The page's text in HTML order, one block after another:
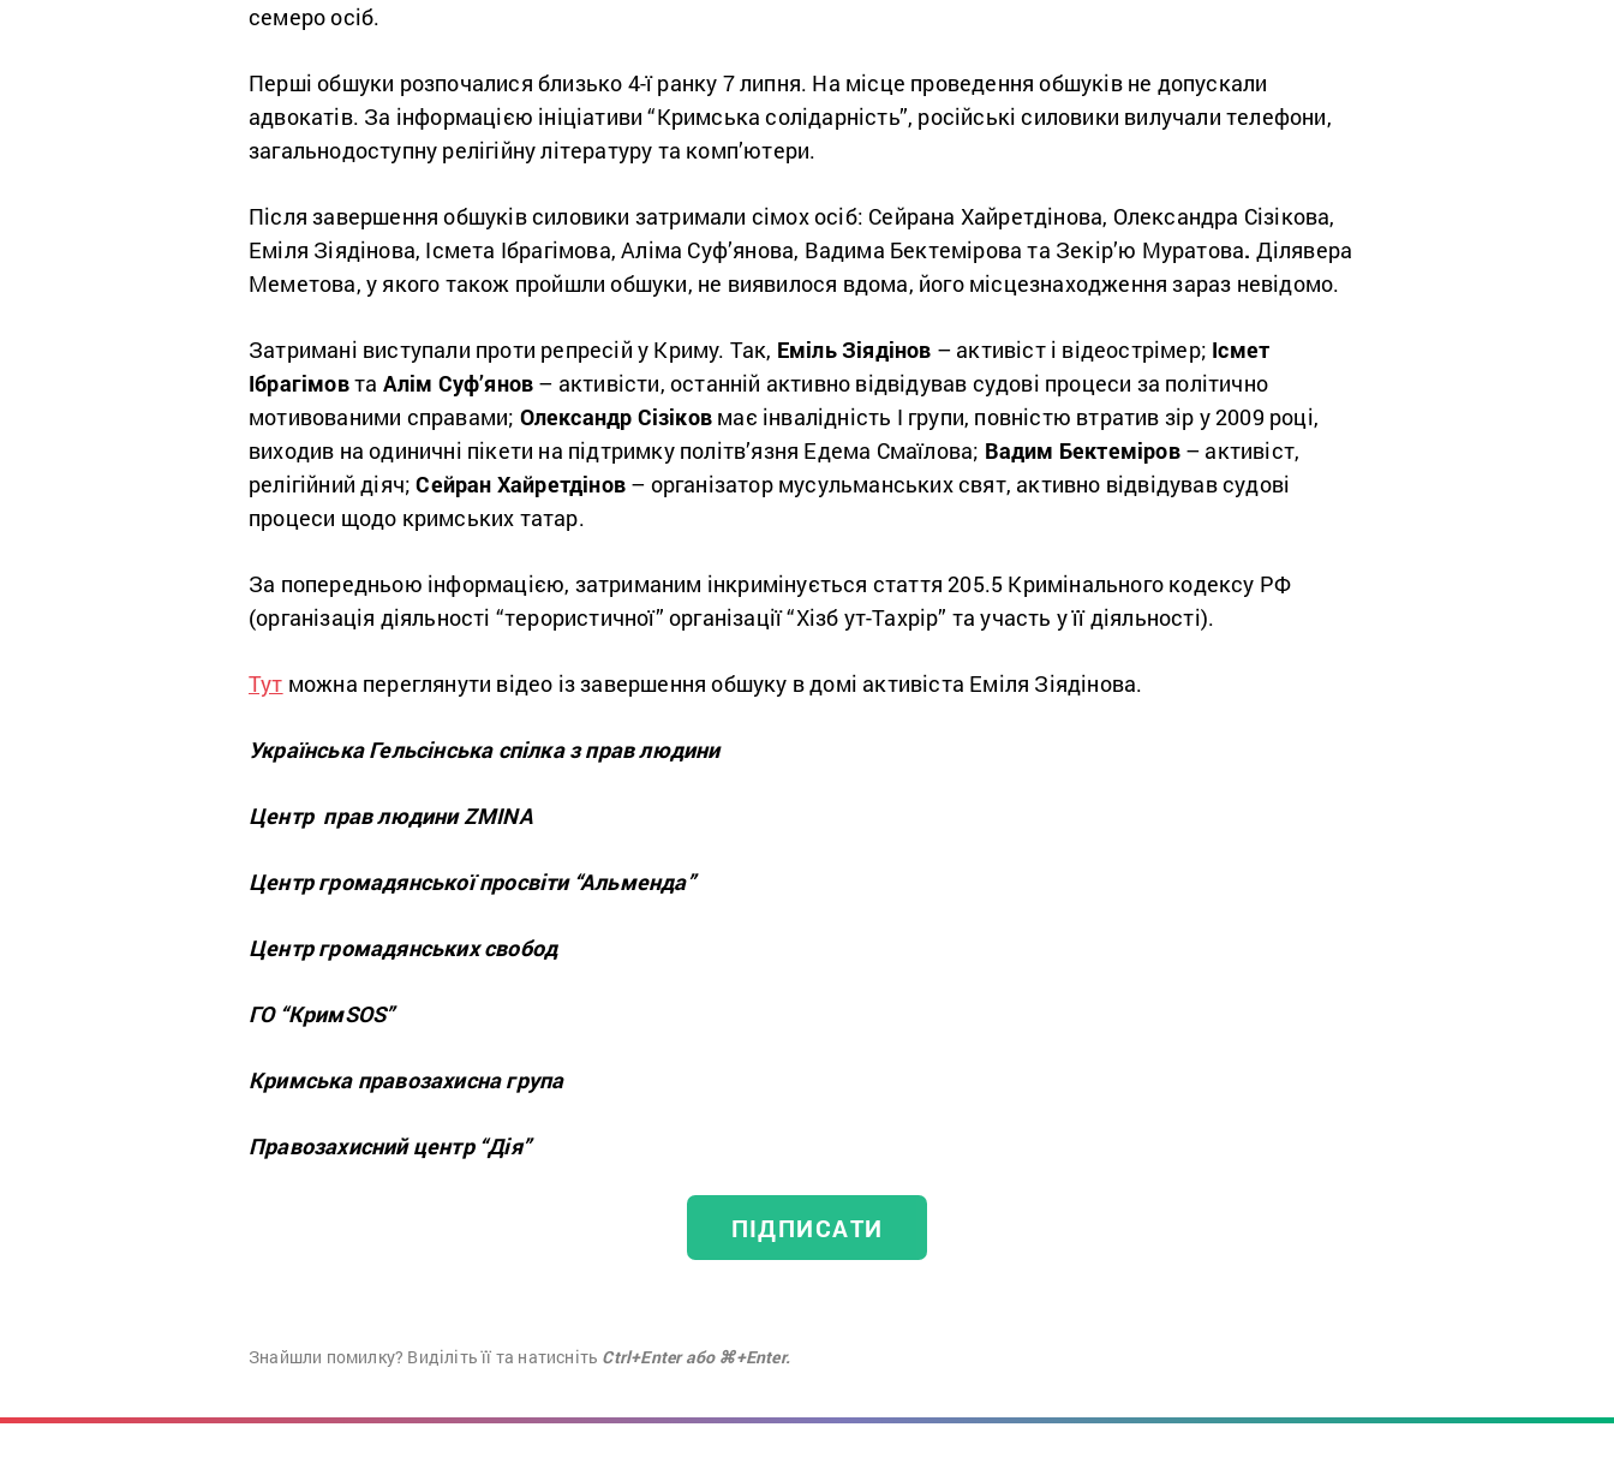
семеро осіб.
Перші обшуки розпочалися близько 4-ї ранку 7 липня. На місце проведення обшуків не допускали
адвокатів. За інформацією ініціативи “Кримська солідарність”, російські силовики вилучали телефони,
загальнодоступну релігійну літературу та комп’ютери.
Після завершення обшуків силовики затримали сімох осіб: Сейрана Хайретдінова, Олександра Сізікова,
Еміля Зіядінова, Ісмета Ібрагімова, Аліма Суф’янова, Вадима Бектемірова та Зекір’ю Муратова. Ділявера
Меметова, у якого також пройшли обшуки, не виявилося вдома, його місцезнаходження зараз невідомо.
Затримані виступали проти репресій у Криму. Так, Еміль Зіядінов – активіст і відеострімер; Ісмет
Ібрагімовта Алім Суф’янов – активісти, останній активно відвідував судові процеси за політично
мотивованими справами; Олександр Сізіков має інвалідність І групи, повністю втратив зір у 2009 році,
виходив на одиничні пікети на підтримку політв’язня Едема Смаїлова; Вадим Бектеміров– активіст,
релігійний діяч;Сейран Хайретдінов – організатор мусульманських свят, активно відвідував судові
процеси щодо кримських татар.
За попередньою інформацією, затриманим інкримінується стаття 205.5 Кримінального кодексу РФ
(організація діяльності “терористичної” організації “Хізб ут-Тахрір” та участь у її діяльності).
Тут можна переглянути відео із завершення обшуку в домі активіста Еміля Зіядінова.
Українська Гельсінська спілка з прав людини
Центр прав людини ZMINA
Центр громадянської просвіти “Альменда”
Центр громадянських свобод
ГО “КримSOS”
Кримська правозахисна група
Правозахисний центр “Дія”
ПІДПИСАТИ
Знайшли помилку? Виділіть її та натисніть Ctrl+Enter або ⌘+Enter.